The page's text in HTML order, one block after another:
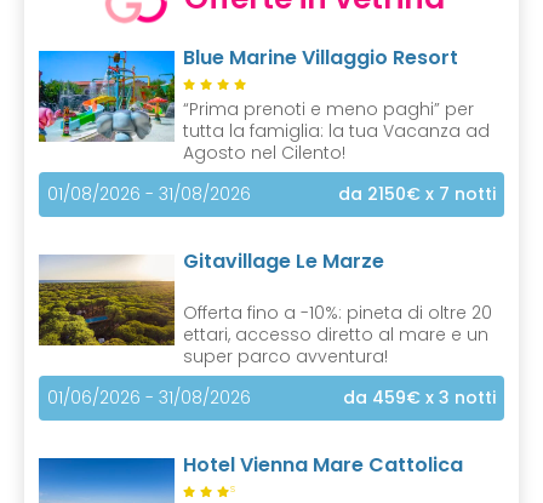
Blue Marine Villaggio Resort
“Prima prenoti e meno paghi” per
tutta la famiglia: la tua Vacanza ad
Agosto nel Cilento!
01/08/2026 - 31/08/2026
da 2150€ x 7 notti
Gitavillage Le Marze
Offerta fino a -10%: pineta di oltre 20
ettari, accesso diretto al mare e un
super parco avventura!
01/06/2026 - 31/08/2026
da 459€ x 3 notti
Hotel Vienna Mare Cattolica
S